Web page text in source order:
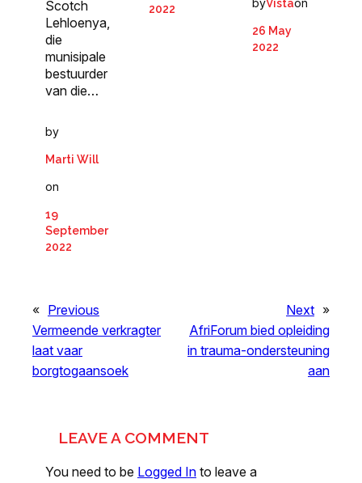
Scotch
Lehloenya,
die
munisipale
bestuurder
van die…
by
Marti Will
on
19
September
2022
2022 byVistaon
26 May
2022
« Previous
Vermeende verkragter
laat vaar
borgtogaansoek
Next »
AfriForum bied opleiding
in trauma-ondersteuning
aan
LEAVE A COMMENT
You need to be Logged In to leave a